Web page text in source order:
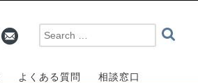
よくある質問 相談窓口